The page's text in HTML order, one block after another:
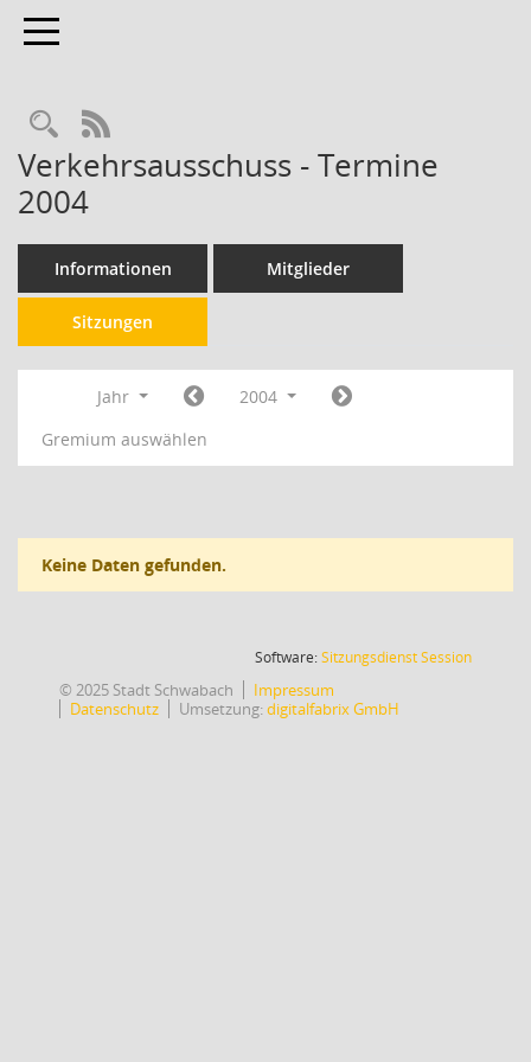
Toggle navigation
RSS-Feed
Verkehrsausschuss - Termine
2004
Informationen Mitglieder
Sitzungen
Jahr
2004
Gremium auswählen
Keine Daten gefunden.
Software:SitzungsdienstSession(Wird in
© 2025 Stadt Schwabach
Impressum
Datenschutz
Umsetzung:digitalfabrix GmbH